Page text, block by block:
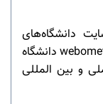
دانشگاه‌های
جهان در سال 2023 از سوی پایگاه webometrics دانشگاه
و بین المللی